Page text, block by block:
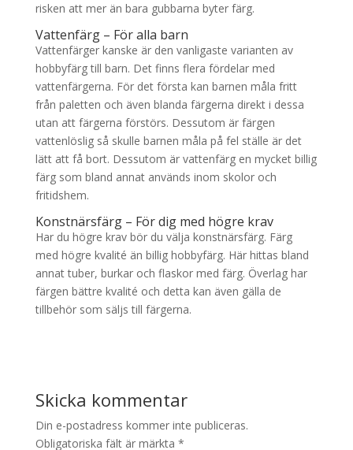
risken att mer än bara gubbarna byter färg.
Vattenfärg – För alla barn
Vattenfärger kanske är den vanligaste varianten av
hobbyfärg till barn. Det finns flera fördelar med
vattenfärgerna. För det första kan barnen måla fritt
från paletten och även blanda färgerna direkt i dessa
utan att färgerna förstörs. Dessutom är färgen
vattenlöslig så skulle barnen måla på fel ställe är det
lätt att få bort. Dessutom är vattenfärg en mycket billig
färg som bland annat används inom skolor och
fritidshem.
Konstnärsfärg – För dig med högre krav
Har du högre krav bör du välja konstnärsfärg. Färg
med högre kvalité än billig hobbyfärg. Här hittas bland
annat tuber, burkar och flaskor med färg. Överlag har
färgen bättre kvalité och detta kan även gälla de
tillbehör som säljs till färgerna.
Skicka kommentar
Din e-postadress kommer inte publiceras.
Obligatoriska fält är märkta *